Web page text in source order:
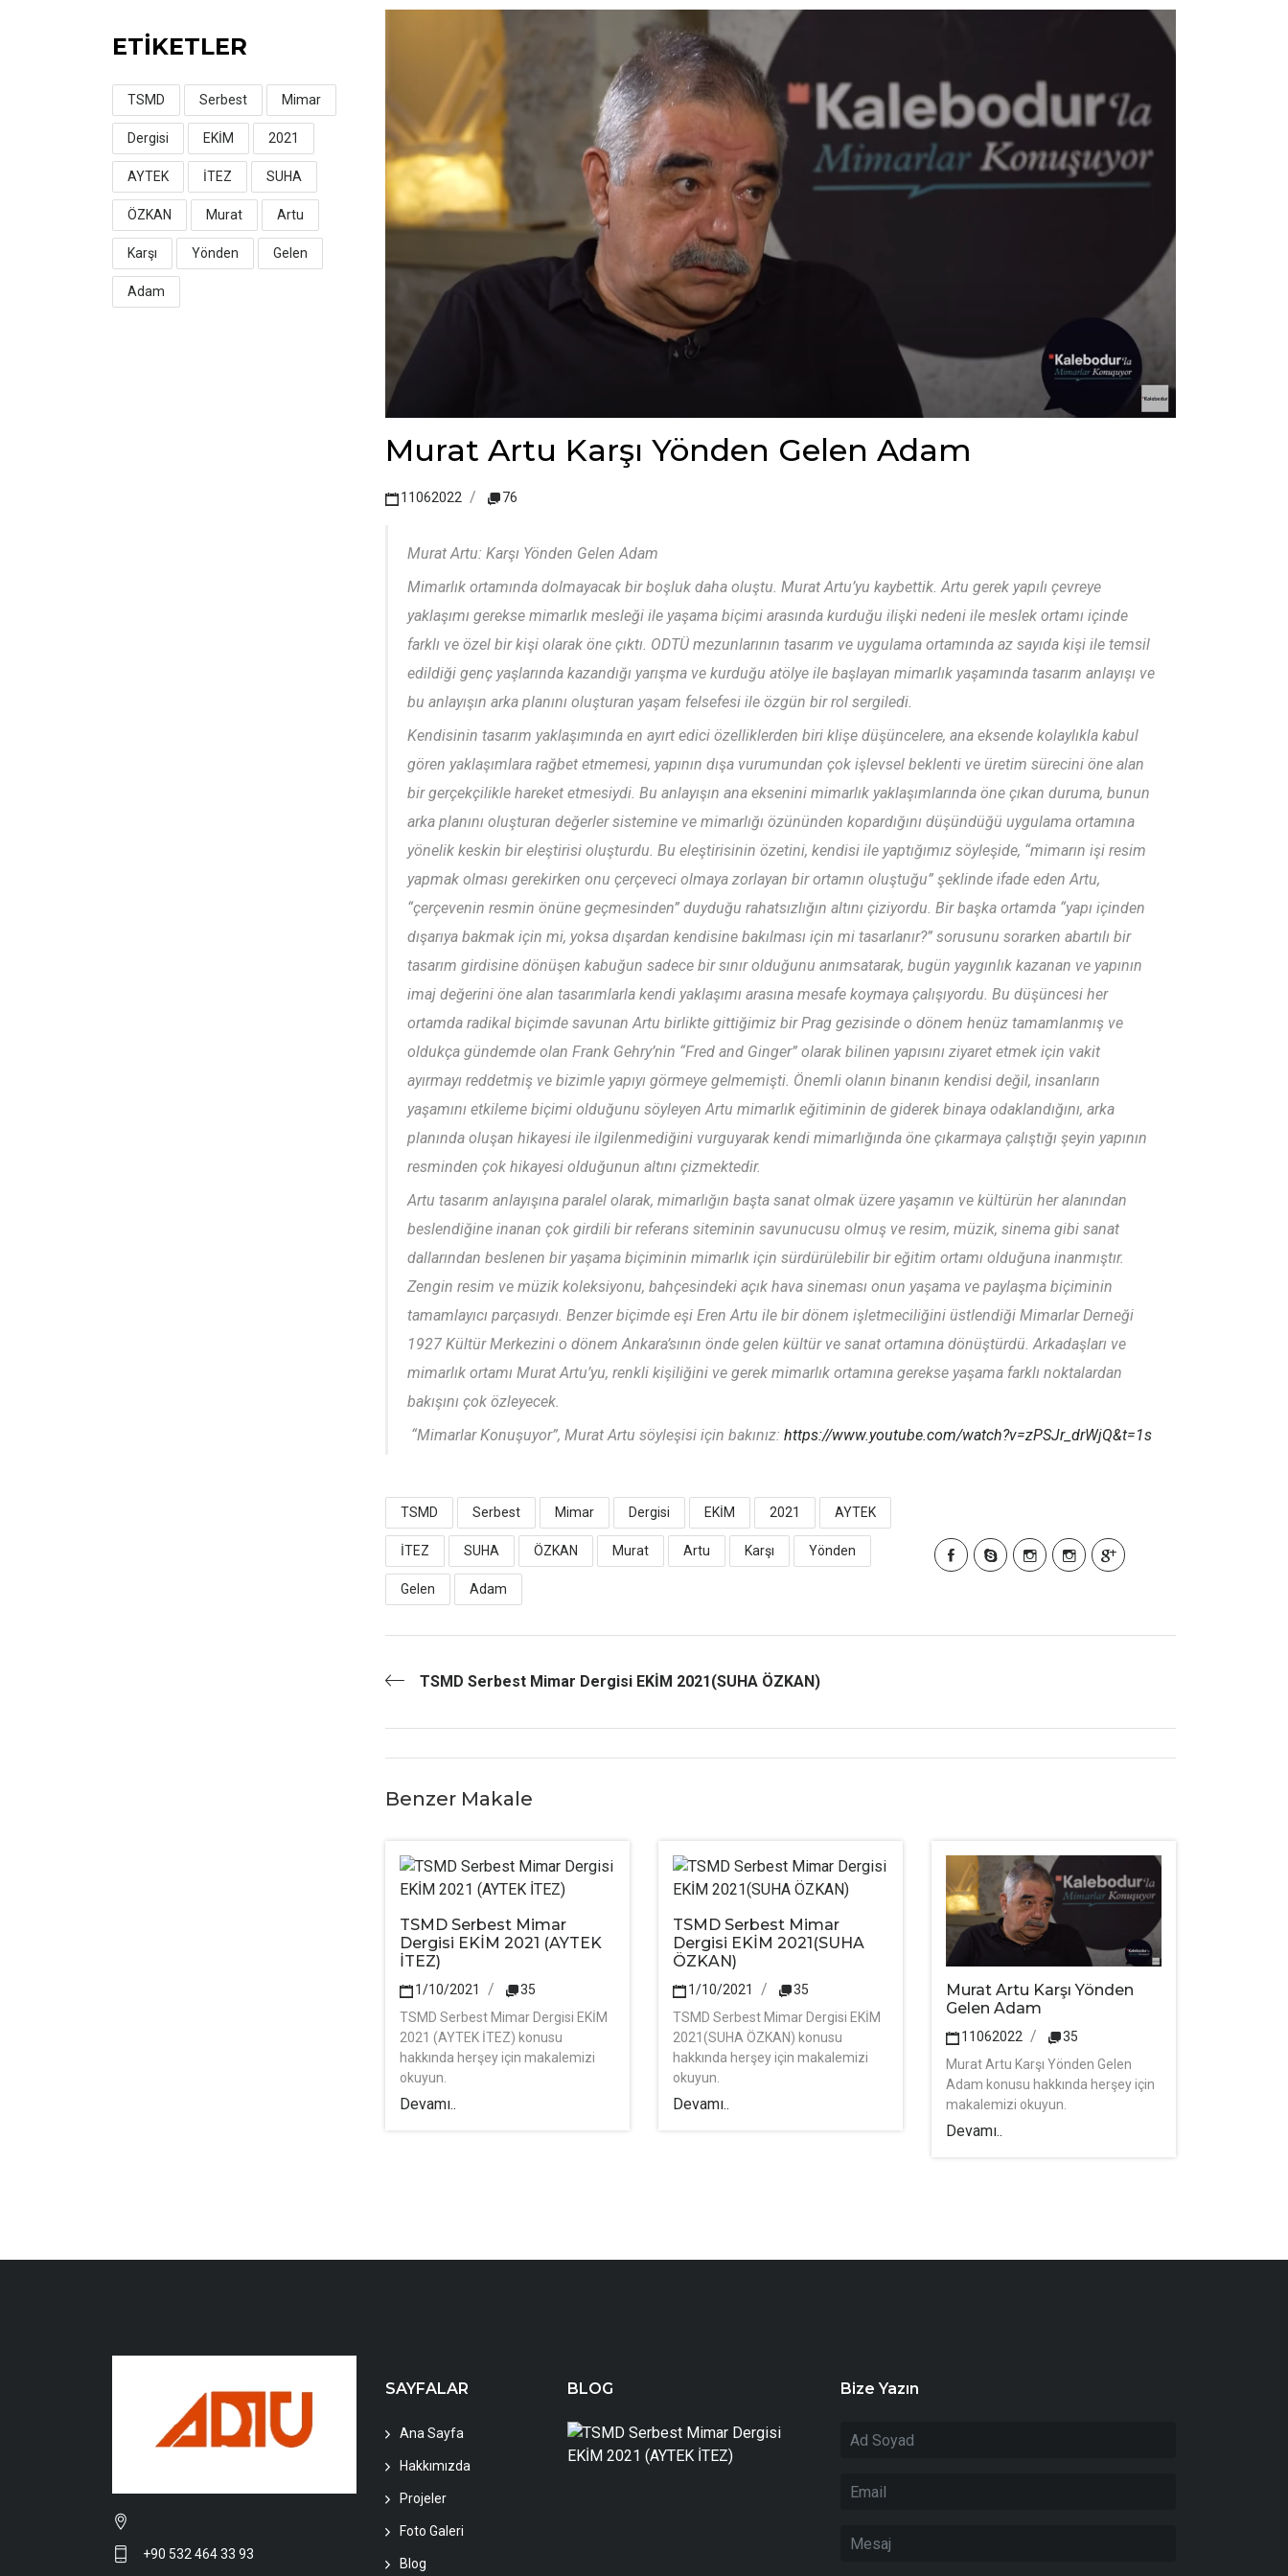
Murat Artu Karşı Yönden Gelen Adam
11062022 76
Murat Artu: Karşı Yönden Gelen Adam
Mimarlık ortamında dolmayacak bir boşluk daha oluştu. Murat Artu’yu kaybettik. Artu gerek yapılı çevreye
yaklaşımı gerekse mimarlık mesleği ile yaşama biçimi arasında kurduğu ilişki nedeni ile meslek ortamı içinde
farklı ve özel bir kişi olarak öne çıktı. ODTÜ mezunlarının tasarım ve uygulama ortamında az sayıda kişi ile temsil
edildiği genç yaşlarında kazandığı yarışma ve kurduğu atölye ile başlayan mimarlık yaşamında tasarım anlayışı ve
bu anlayışın arka planını oluşturan yaşam felsefesi ile özgün bir rol sergiledi.
Kendisinin tasarım yaklaşımında en ayırt edici özelliklerden biri klişe düşüncelere, ana eksende kolaylıkla kabul
gören yaklaşımlara rağbet etmemesi, yapının dışa vurumundan çok işlevsel beklenti ve üretim sürecini öne alan
bir gerçekçilikle hareket etmesiydi. Bu anlayışın ana eksenini mimarlık yaklaşımlarında öne çıkan duruma, bunun
arka planını oluşturan değerler sistemine ve mimarlığı özününden kopardığını düşündüğü uygulama ortamına
yönelik keskin bir eleştirisi oluşturdu. Bu eleştirisinin özetini, kendisi ile yaptığımız söyleşide, “mimarın işi resim
yapmak olması gerekirken onu çerçeveci olmaya zorlayan bir ortamın oluştuğu” şeklinde ifade eden Artu,
“çerçevenin resmin önüne geçmesinden” duyduğu rahatsızlığın altını çiziyordu. Bir başka ortamda “yapı içinden
dışarıya bakmak için mi, yoksa dışardan kendisine bakılması için mi tasarlanır?” sorusunu sorarken abartılı bir
tasarım girdisine dönüşen kabuğun sadece bir sınır olduğunu anımsatarak, bugün yaygınlık kazanan ve yapının
imaj değerini öne alan tasarımlarla kendi yaklaşımı arasına mesafe koymaya çalışıyordu. Bu düşüncesi her
ortamda radikal biçimde savunan Artu birlikte gittiğimiz bir Prag gezisinde o dönem henüz tamamlanmış ve
oldukça gündemde olan Frank Gehry’nin “Fred and Ginger” olarak bilinen yapısını ziyaret etmek için vakit
ayırmayı reddetmiş ve bizimle yapıyı görmeye gelmemişti. Önemli olanın binanın kendisi değil, insanların
yaşamını etkileme biçimi olduğunu söyleyen Artu mimarlık eğitiminin de giderek binaya odaklandığını, arka
planında oluşan hikayesi ile ilgilenmediğini vurguyarak kendi mimarlığında öne çıkarmaya çalıştığı şeyin yapının
resminden çok hikayesi olduğunun altını çizmektedir.
Artu tasarım anlayışına paralel olarak, mimarlığın başta sanat olmak üzere yaşamın ve kültürün her alanından
beslendiğine inanan çok girdili bir referans siteminin savunucusu olmuş ve resim, müzik, sinema gibi sanat
dallarından beslenen bir yaşama biçiminin mimarlık için sürdürülebilir bir eğitim ortamı olduğuna inanmıştır.
Zengin resim ve müzik koleksiyonu, bahçesindeki açık hava sineması onun yaşama ve paylaşma biçiminin
tamamlayıcı parçasıydı. Benzer biçimde eşi Eren Artu ile bir dönem işletmeciliğini üstlendiği Mimarlar Derneği
1927 Kültür Merkezini o dönem Ankara’sının önde gelen kültür ve sanat ortamına dönüştürdü. Arkadaşları ve
mimarlık ortamı Murat Artu’yu, renkli kişiliğini ve gerek mimarlık ortamına gerekse yaşama farklı noktalardan
bakışını çok özleyecek.
“Mimarlar Konuşuyor”, Murat Artu söyleşisi için bakınız: https://www.youtube.com/watch?v=zPSJr_drWjQ&t=1s
TSMD Serbest Mimar Dergisi EKİM 2021 AYTEK
İTEZ SUHA ÖZKAN Murat Artu Karşı Yönden
Gelen Adam
TSMD Serbest Mimar Dergisi EKİM 2021(SUHA ÖZKAN)
Benzer Makale
TSMD Serbest Mimar
Dergisi EKİM 2021 (AYTEK
İTEZ)
1/10/2021
35
TSMD Serbest Mimar Dergisi EKİM
2021 (AYTEK İTEZ) konusu
hakkında herşey için makalemizi
okuyun.
Devamı..
TSMD Serbest Mimar
Dergisi EKİM 2021(SUHA
ÖZKAN)
1/10/2021
35
TSMD Serbest Mimar Dergisi EKİM
2021(SUHA ÖZKAN) konusu
hakkında herşey için makalemizi
okuyun.
Devamı..
Murat Artu Karşı Yönden
Gelen Adam
11062022
35
Murat Artu Karşı Yönden Gelen
Adam konusu hakkında herşey için
makalemizi okuyun.
Devamı..
ETİKETLER
TSMD Serbest Mimar
Dergisi EKİM 2021
AYTEK İTEZ SUHA
ÖZKAN Murat Artu
Karşı Yönden Gelen
Adam
+90 532 464 33 93
SAYFALAR
Ana Sayfa
Hakkımızda
Projeler
Foto Galeri
Blog
BLOG
Serbest
Bize Yazın